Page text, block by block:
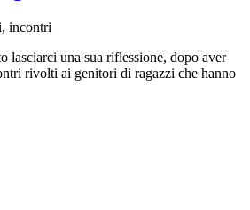
incontri
lasciarci una sua riflessione, dopo aver
rivolti ai genitori di ragazzi che hanno